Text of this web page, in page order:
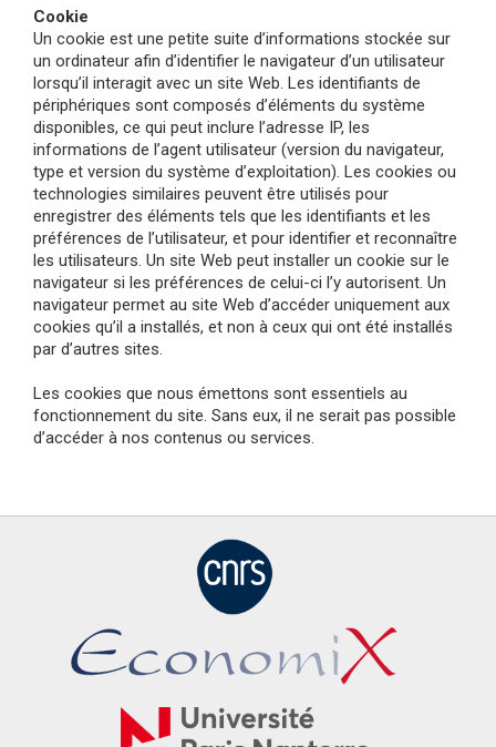
Cookie
Un cookie est une petite suite d’informations stockée sur
un ordinateur afin d’identifier le navigateur d’un utilisateur
lorsqu’il interagit avec un site Web. Les identifiants de
périphériques sont composés d’éléments du système
disponibles, ce qui peut inclure l’adresse IP, les
informations de l’agent utilisateur (version du navigateur,
type et version du système d’exploitation). Les cookies ou
technologies similaires peuvent être utilisés pour
enregistrer des éléments tels que les identifiants et les
préférences de l’utilisateur, et pour identifier et reconnaître
les utilisateurs. Un site Web peut installer un cookie sur le
navigateur si les préférences de celui-ci l’y autorisent. Un
navigateur permet au site Web d’accéder uniquement aux
cookies qu’il a installés, et non à ceux qui ont été installés
par d’autres sites.
Les cookies que nous émettons sont essentiels au
fonctionnement du site. Sans eux, il ne serait pas possible
d’accéder à nos contenus ou services.